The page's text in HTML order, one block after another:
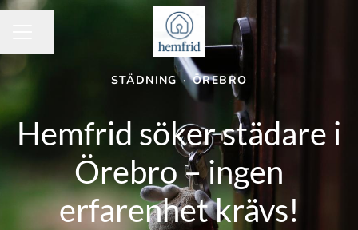
STÄDNING · ÖREBRO
Hemfrid söker städare i
Örebro – ingen
erfarenhet krävs!